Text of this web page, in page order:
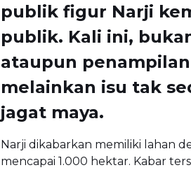
publik figur Narji
publik. Kali ini,
ataupun
melainkan isu tak
jagat maya.
Narji dikabarkan memiliki lahan
mencapai 1.000 hektar. Kabar